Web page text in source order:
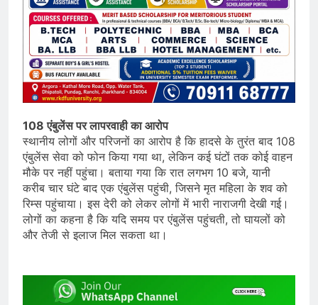
108 एंबुलेंस पर लापरवाही का आरोप
स्थानीय लोगों और परिजनों का आरोप है कि हादसे के तुरंत बाद 108
एंबुलेंस सेवा को फोन किया गया था, लेकिन कई घंटों तक कोई वाहन
मौके पर नहीं पहुंचा। बताया गया कि रात लगभग 10 बजे, यानी
करीब चार घंटे बाद एक एंबुलेंस पहुंची, जिसने मृत महिला के शव को
रिम्स पहुंचाया। इस देरी को लेकर लोगों में भारी नाराजगी देखी गई।
लोगों का कहना है कि यदि समय पर एंबुलेंस पहुंचती, तो घायलों को
और तेजी से इलाज मिल सकता था।